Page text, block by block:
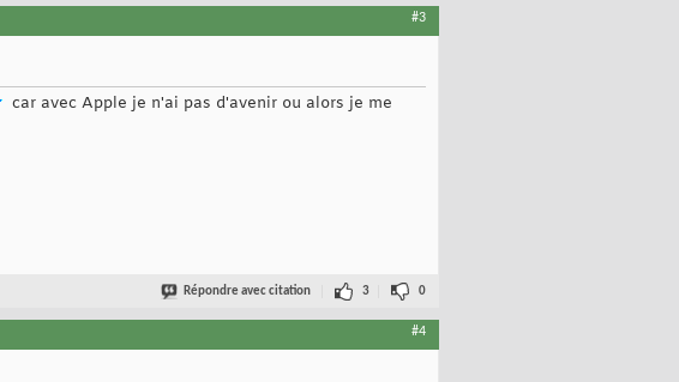
#3
car avec Apple je n'ai pas d'avenir ou alors je me
Répondre avec citation 3 0
#4